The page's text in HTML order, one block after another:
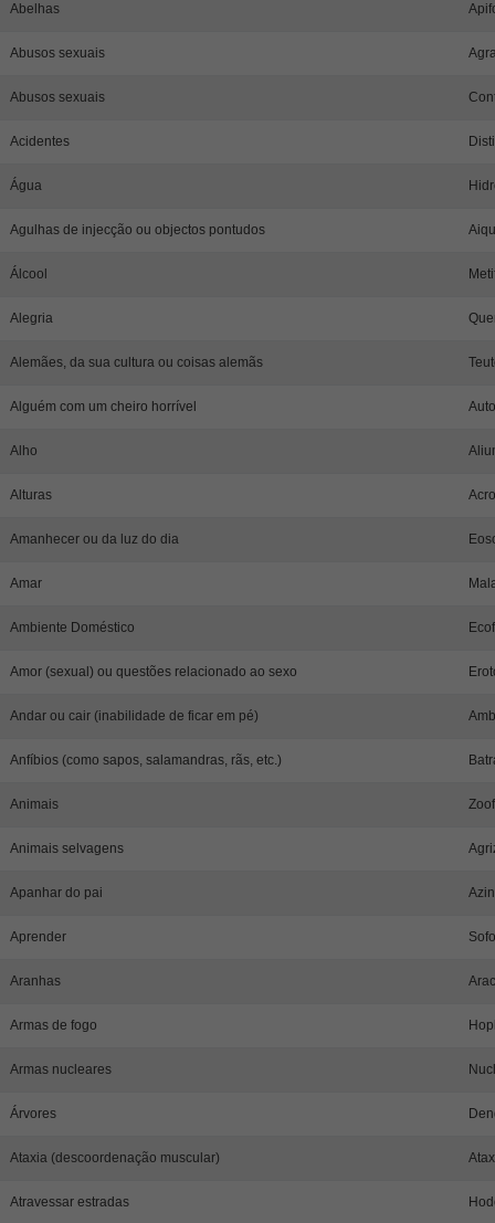
Abelhas
Abusos sexuais
Abusos sexuais
Acidentes
Água
Agulhas de injecção ou objectos pontudos
Álcool
Alegria
Alemães, da sua cultura ou coisas alemãs
Alguém com um cheiro horrível
Alho
Alturas
Amanhecer ou da luz do dia
Amar
Ambiente Doméstico
Amor (sexual) ou questões relacionado ao sexo
Andar ou cair (inabilidade de ficar em pé)
Anfíbios (como sapos, salamandras, rãs, etc.)
Animais
Animais selvagens
Apanhar do pai
Aprender
Aranhas
Armas de fogo
Armas nucleares
Árvores
Ataxia (descoordenação muscular)
Atravessar estradas